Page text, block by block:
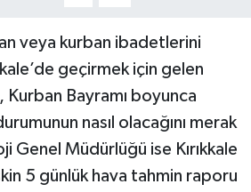
veya kurban ibadetlerini
geçirmek için gelen
Bayramı boyunca
nasıl olacağını merak
Müdürlüğü ise Kırıkkale
5 günlük hava tahmin raporu